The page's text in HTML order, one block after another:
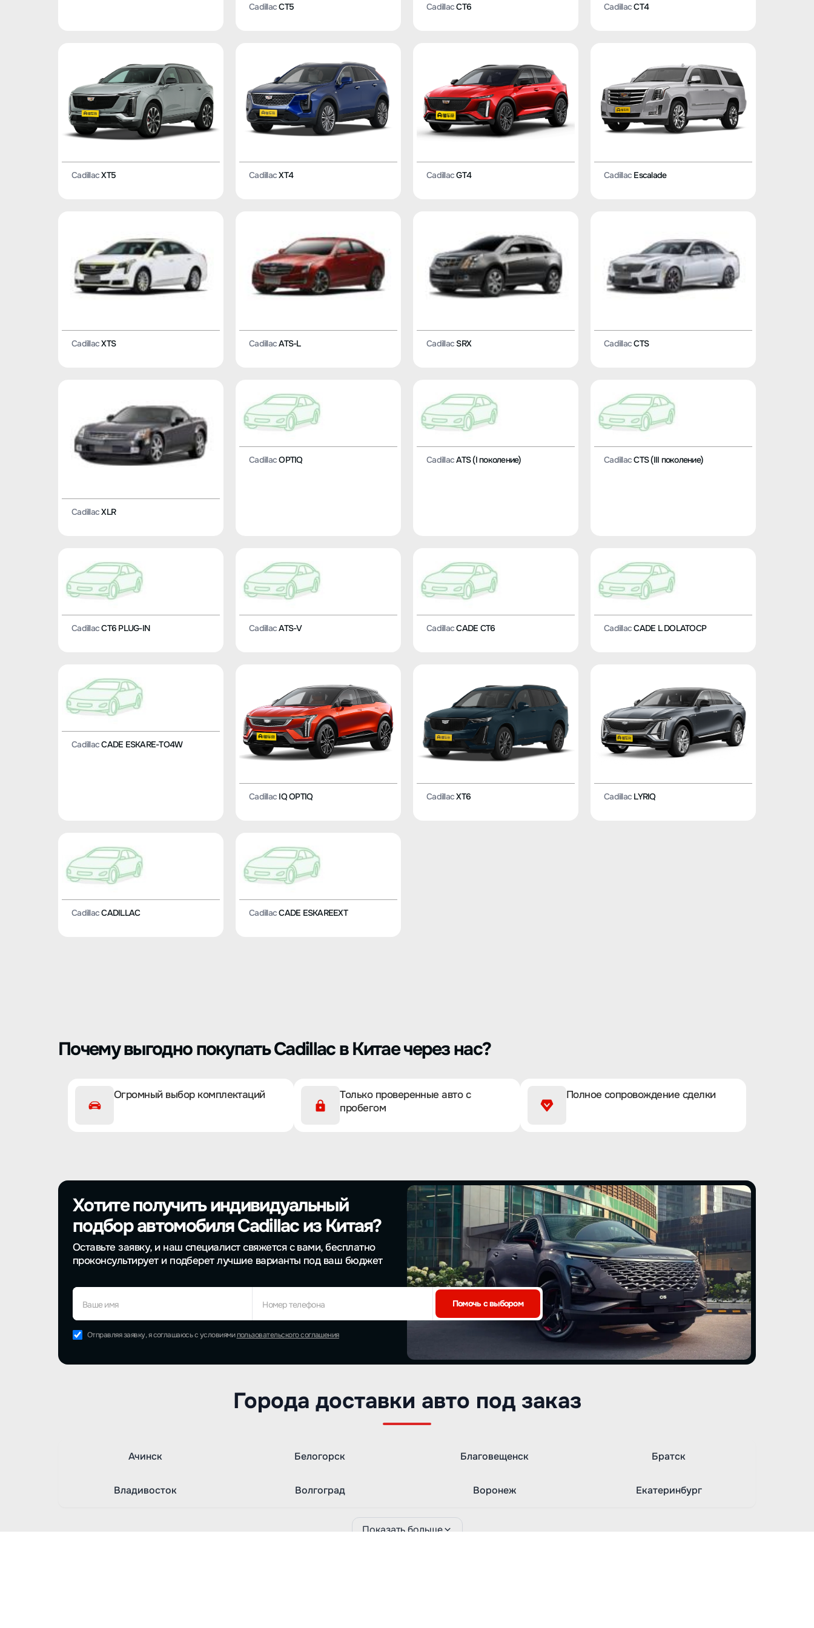
CadillacCT5 CadillacCT6 CadillacCT4
CadillacXT5 CadillacXT4 CadillacGT4 Cadillac Escalade
CadillacXTS CadillacATS-L CadillacSRX CadillacCTS
CadillacXLR
CadillacOPTIQ CadillacATS (I поколение) CadillacCTS (III поколение)
CadillacCT6 PLUG-IN CadillacATS-V CadillacCADE CT6 CadillacCADE L DOLATOCP
CadillacCADE ESKARE-TO4W
Cadillac IQ OPTIQ CadillacXT6 Cadillac LYRIQ
CadillacCADILLAC CadillacCADE ESKAREEXT
Почему выгодно покупать Cadillac в Китае через нас?
Огромный выбор комплектаций
Только проверенные авто с
пробегом
Полное сопровождение сделки
Хотите получить индивидуальный
подбор автомобиля Cadillac из Китая?
Оставьте заявку, и наш специалист свяжется с вами, бесплатно
проконсультирует и подберет лучшие варианты под ваш бюджет
Ваше имя Номер телефона Помочь с выбором
Отправляя заявку, я соглашаюсь с условиямипользовательского соглашения
Города доставки авто под заказ
Ачинск Белогорск Благовещенск Братск
Владивосток Волгоград Воронеж Екатеринбург
Показать больше